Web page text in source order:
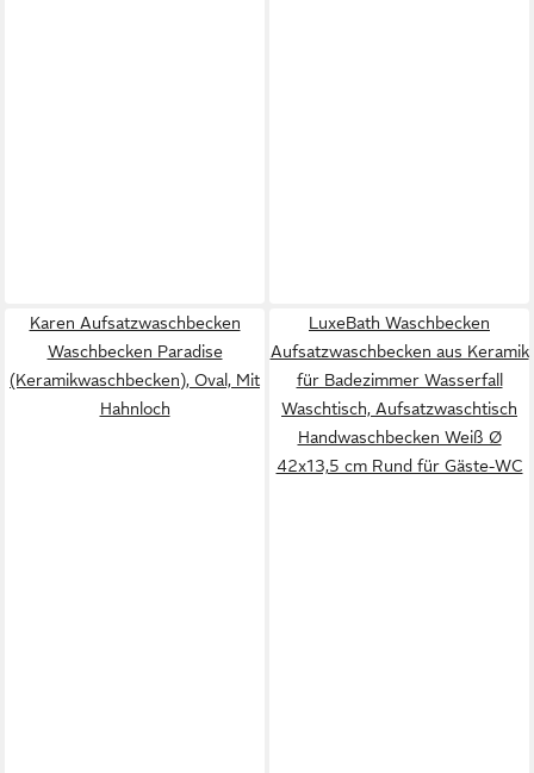
Karen Aufsatzwaschbecken
Waschbecken Paradise
(Keramikwaschbecken), Oval, Mit
Hahnloch
LuxeBath Waschbecken
Aufsatzwaschbecken aus Keramik
für Badezimmer Wasserfall
Waschtisch, Aufsatzwaschtisch
Handwaschbecken Weiß Ø
42x13,5 cm Rund für Gäste-WC